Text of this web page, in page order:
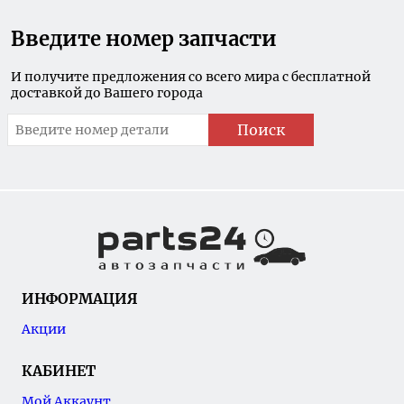
Введите номер запчасти
И получите предложения со всего мира с бесплатной
доставкой до Вашего города
Поиск
ИНФОРМАЦИЯ
Акции
КАБИНЕТ